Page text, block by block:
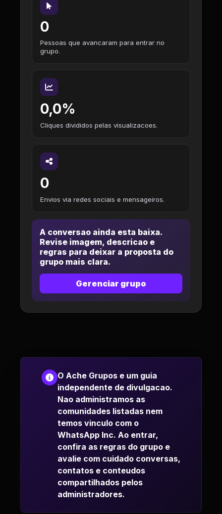
0
Pessoas que avancaram para entrar no
grupo.
0,0%
Cliques divididos pelas visualizacoes.
0
Envios via redes sociais e mensageiros.
A conversao ainda esta baixa.
Revise imagem, descricao e
regras para deixar a proposta do
grupo mais clara.
Gerenciar grupo
O Ache Grupos e um guia
independente de divulgacao.
Nao administramos as
comunidades listadas nem
temos vinculo com o
WhatsApp Inc. Ao entrar,
confira as regras do grupo e
avalie com cuidado conversas,
contatos e conteudos
compartilhados pelos
administradores.